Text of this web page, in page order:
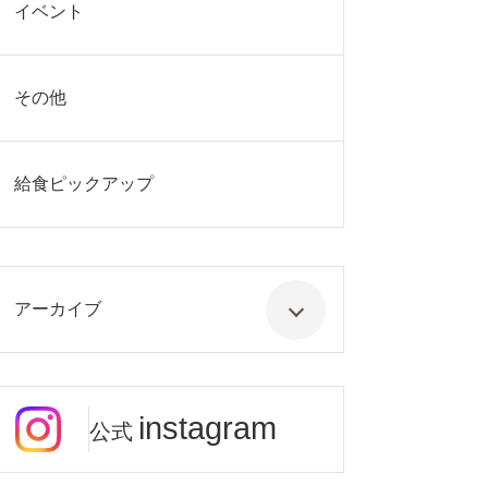
イベント
その他
給食ピックアップ
アーカイブ
公式 instagram